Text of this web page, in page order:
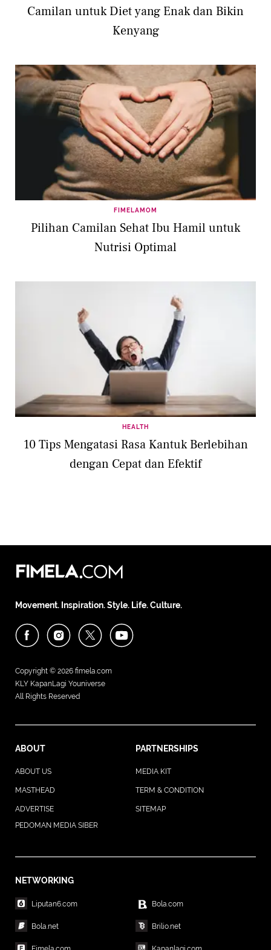
Camilan untuk Diet yang Enak dan Bikin
Kenyang
FIMELAMOM
Pilihan Camilan Sehat Ibu Hamil untuk
Nutrisi Optimal
HEALTH
10 Tips Mengatasi Rasa Kantuk Berlebihan
dengan Cepat dan Efektif
Movement. Inspiration. Style. Life. Culture.
Copyright © 2026 fimela.com
KLY KapanLagi Youniverse
All Rights Reserved
ABOUT PARTNERSHIPS
ABOUT US MEDIA KIT
MASTHEAD TERM & CONDITION
ADVERTISE
SITEMAP
PEDOMAN MEDIA SIBER
NETWORKING
Liputan6.com Bola.com
Bola.net Brilio.net